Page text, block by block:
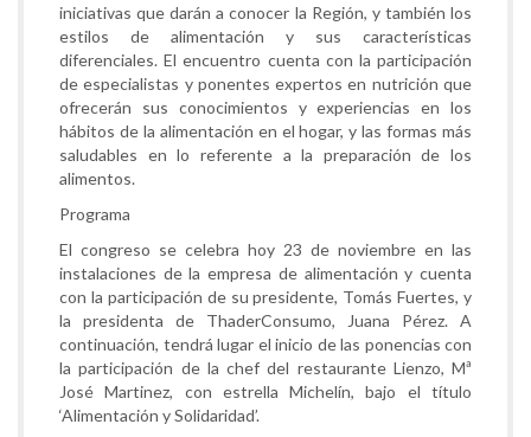
iniciativas que darán a conocer la Región, y también los
estilos de alimentación y sus características
diferenciales. El encuentro cuenta con la participación
de especialistas y ponentes expertos en nutrición que
ofrecerán sus conocimientos y experiencias en los
hábitos de la alimentación en el hogar, y las formas más
saludables en lo referente a la preparación de los
alimentos.
Programa
El congreso se celebra hoy 23 de noviembre en las
instalaciones de la empresa de alimentación y cuenta
con la participación de su presidente, Tomás Fuertes, y
la presidenta de ThaderConsumo, Juana Pérez. A
continuación, tendrá lugar el inicio de las ponencias con
la participación de la chef del restaurante Lienzo, Mª
José Martinez, con estrella Michelín, bajo el título
‘Alimentación y Solidaridad’.